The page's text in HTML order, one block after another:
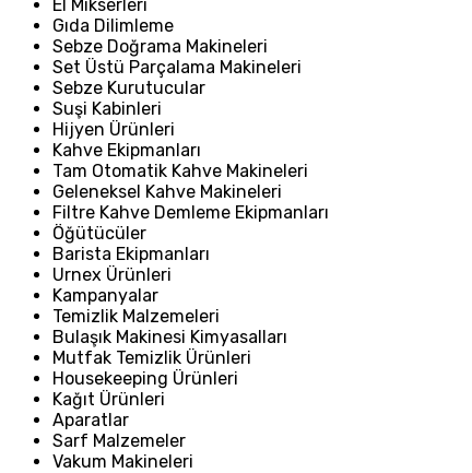
El Mikserleri
Gıda Dilimleme
Sebze Doğrama Makineleri
Set Üstü Parçalama Makineleri
Sebze Kurutucular
Suşi Kabinleri
Hijyen Ürünleri
Kahve Ekipmanları
Tam Otomatik Kahve Makineleri
Geleneksel Kahve Makineleri
Filtre Kahve Demleme Ekipmanları
Öğütücüler
Barista Ekipmanları
Urnex Ürünleri
Kampanyalar
Temizlik Malzemeleri
Bulaşık Makinesi Kimyasalları
Mutfak Temizlik Ürünleri
Housekeeping Ürünleri
Kağıt Ürünleri
Aparatlar
Sarf Malzemeler
Vakum Makineleri